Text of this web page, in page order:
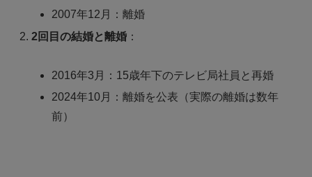
2007年12月：離婚
2回目の結婚と離婚 ：
2016年3月：15歳年下のテレビ局社員と再婚
2024年10月：離婚を公表（実際の離婚は数年
前）